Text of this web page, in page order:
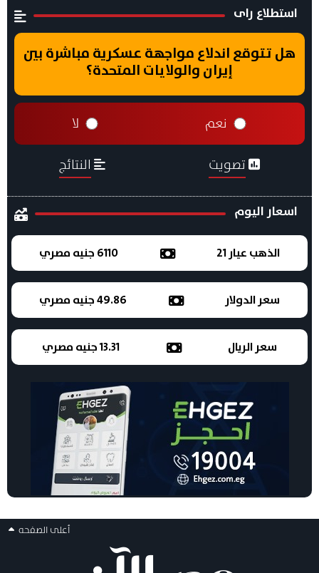
استطلاع راى
هل تتوقع اندلاع مواجهة عسكرية مباشرة بين
إيران والولايات المتحدة؟
نعم لا
تصويت النتائج
اسعار اليوم
الذهب عيار 21 6110 جنيه مصري
سعر الدولار 49.86 جنيه مصري
سعر الريال 13.31 جنيه مصري
أعلى الصفحه